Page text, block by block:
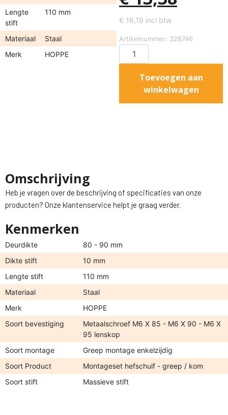
Lengte
stift
110 mm
Materiaal
Staal
Merk
HOPPE
€ 16,19 incl btw
Artikelnummer: 328746
Toevoegen aan
winkelwagen
Omschrijving
Heb je vragen over de beschrijving of specificaties van onze
producten? Onze klantenservice helpt je graag verder.
Kenmerken
Deurdikte
80 - 90 mm
Dikte stift
10 mm
Lengte stift
110 mm
Materiaal
Staal
Merk
HOPPE
Soort bevestiging
Metaalschroef M6 X 85 - M6 X 90 - M6 X
95 lenskop
Soort montage
Greep montage enkelzijdig
Soort Product
Montageset hefschuif - greep / kom
Soort stift
Massieve stift